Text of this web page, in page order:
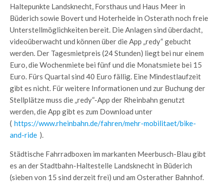
Haltepunkte Landsknecht, Forsthaus und Haus Meer in
Büderich sowie Bovert und Hoterheide in Osterath noch freie
Unterstellmöglichkeiten bereit. Die Anlagen sind überdacht,
videoüberwacht und können über die App „redy“ gebucht
werden. Der Tagesmietpreis (24 Stunden) liegt bei nur einem
Euro, die Wochenmiete bei fünf und die Monatsmiete bei 15
Euro. Fürs Quartal sind 40 Euro fällig. Eine Mindestlaufzeit
gibt es nicht. Für weitere Informationen und zur Buchung der
Stellplätze muss die „redy“-App der Rheinbahn genutzt
werden, die App gibt es zum Download unter
( https://www.rheinbahn.de/fahren/mehr-mobilitaet/bike-
and-ride ).
Städtische Fahrradboxen im markanten Meerbusch-Blau gibt
es an der Stadtbahn-Haltestelle Landsknecht in Büderich
(sieben von 15 sind derzeit frei) und am Osterather Bahnhof.